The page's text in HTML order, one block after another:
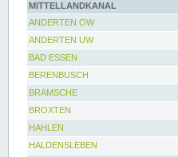
MITTELLANDKANAL
ANDERTEN OW
ANDERTEN UW
BAD ESSEN
BERENBUSCH
BRAMSCHE
BROXTEN
HAHLEN
HALDENSLEBEN